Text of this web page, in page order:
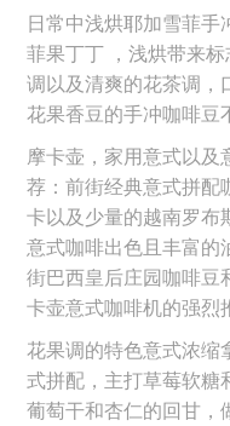
日常中浅烘耶加雪菲手
菲果丁丁 ，浅烘带来
调以及清爽的花茶调，
花果香豆的手冲咖啡豆
摩卡壶，家用意式以及
荐：前街经典意式拼配
卡以及少量的越南罗布
意式咖啡出色且丰富的
街巴西皇后庄园咖啡豆
卡壶意式咖啡机的强烈
花果调的特色意式浓缩
式拼配，主打草莓软糖
葡萄干和杏仁的回甘，